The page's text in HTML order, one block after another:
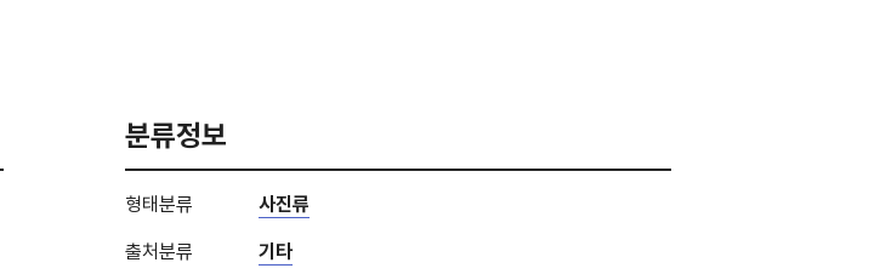
분류정보
형태분류 사진류
출처분류 기타